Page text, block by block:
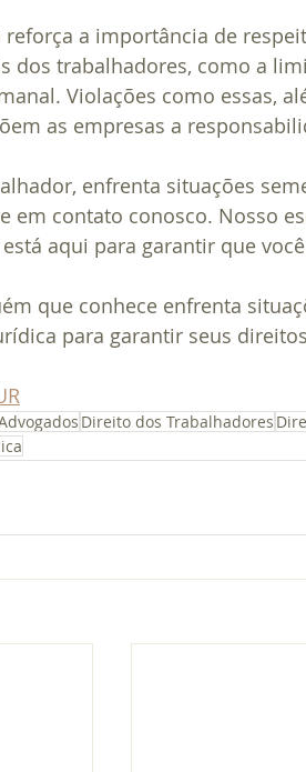
reforça a importância de
dos trabalhadores, como a
Violações como essas,
as empresas a
enfrenta situações
em contato conosco. Nosso
aqui para garantir que
que conhece enfrenta
para garantir seus
Direito dos Trabalhadores